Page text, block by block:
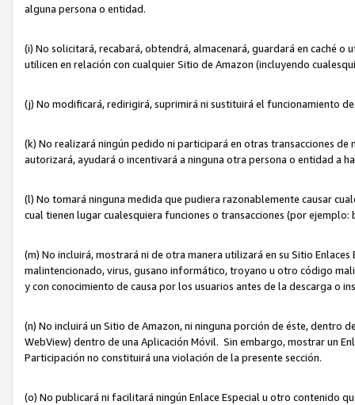
alguna persona o entidad.
(i) No solicitará, recabará, obtendrá, almacenará, guardará en caché
utilicen en relación con cualquier Sitio de Amazon (incluyendo
(j) No modificará, redirigirá, suprimirá ni sustituirá el funcionamiento
(k) No realizará ningún pedido ni participará en otras transacciones
autorizará, ayudará o incentivará a ninguna otra persona o entidad a
(l) No tomará ninguna medida que pudiera razonablemente causar
cual tienen lugar cualesquiera funciones o transacciones (por
(m) No incluirá, mostrará ni de otra manera utilizará en su Sitio
malintencionado, virus, gusano informático, troyano u otro código
y con conocimiento de causa por los usuarios antes de la descarga
(n) No incluirá un Sitio de Amazon, ni ninguna porción de éste,
WebView) dentro de una Aplicación Móvil. Sin embargo, mostrar un
Participación no constituirá una violación de la presente sección.
(o) No publicará ni facilitará ningún Enlace Especial u otro contenido